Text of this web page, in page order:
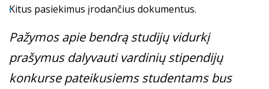
Kitus pasiekimus įrodančius dokumentus.
Pažymos apie bendrą studijų vidurkį
prašymus dalyvauti vardinių stipendijų
konkurse pateikusiems studentams bus